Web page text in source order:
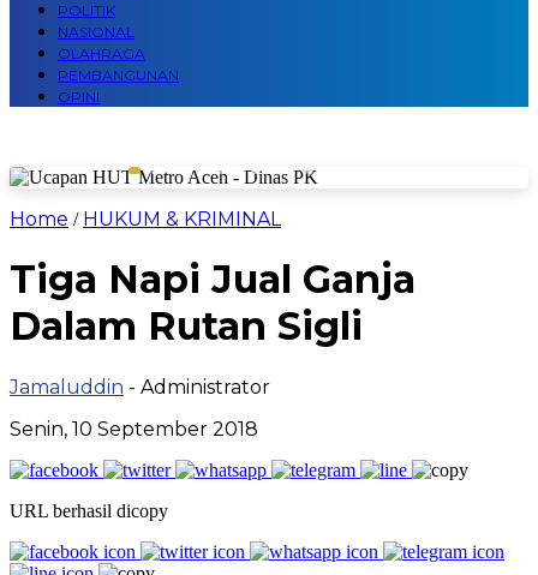
POLITIK
NASIONAL
OLAHRAGA
PEMBANGUNAN
OPINI
Home / HUKUM & KRIMINAL
Tiga Napi Jual Ganja
Dalam Rutan Sigli
Jamaluddin - Administrator
Senin, 10 September 2018
URL berhasil dicopy